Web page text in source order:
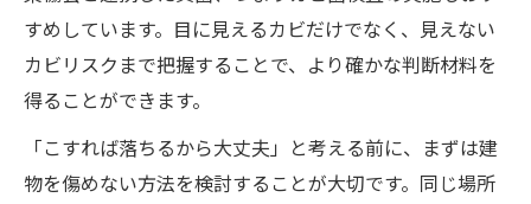
すめしています。目に見えるカビだけでなく、見えない
カビリスクまで把握することで、より確かな判断材料を
得ることができます。
「こすれば落ちるから大丈夫」と考える前に、まずは建
物を傷めない方法を検討することが大切です。同じ場所